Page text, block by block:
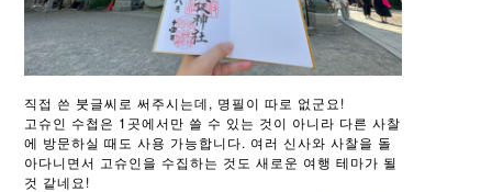
직접 쓴 붓글씨로 써주시는데, 명필이 따로 없군요!
고슈인 수첩은 1곳에서만 쓸 수 있는 것이 아니라 다른 사찰
에 방문하실 때도 사용 가능합니다. 여러 신사와 사찰을 돌
아다니면서 고슈인을 수집하는 것도 새로운 여행 테마가 될
것 같네요!